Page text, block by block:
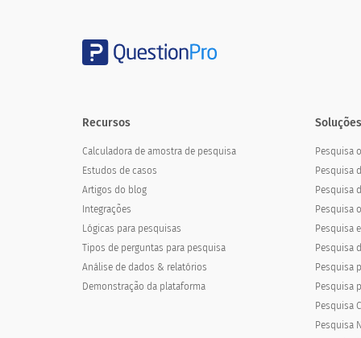
Recursos
Calculadora de amostra de pesquisa
Estudos de casos
Artigos do blog
Integrações
Lógicas para pesquisas
Tipos de perguntas para pesquisa
Análise de dados & relatórios
Demonstração da plataforma
Pesquisa
Pesquisa
Pesquisa
Pesquisa
Pesquisa
Pesquisa
Pesquisa
Pesquisa
Pesquisa
Pesquisa